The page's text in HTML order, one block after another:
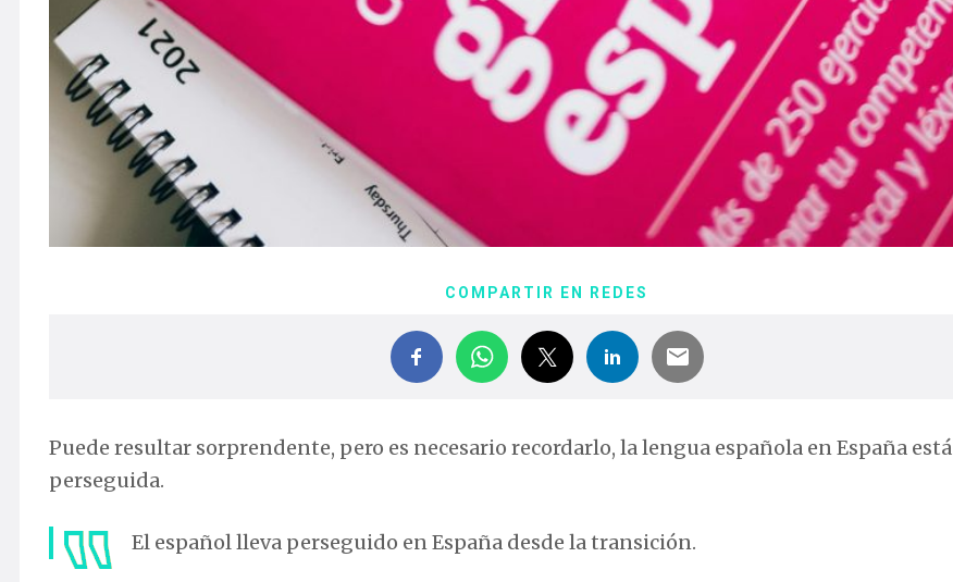
COMPARTIR EN REDES
Puede resultar sorprendente, pero es necesario recordarlo, la lengua española en España está
perseguida.
El español lleva perseguido en España desde la transición.